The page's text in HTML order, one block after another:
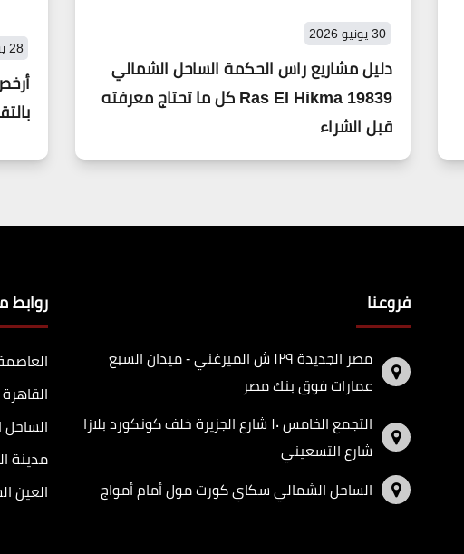
30 يونيو 2026
دليل مشاريع راس الحكمة الساحل الشمالي
19839 Ras El Hikma كل ما تحتاج معرفته
قبل الشراء
28 يونيو 2026
فروعنا
مصر الجديدة ١٢٩ ش الميرغني - ميدان السبع
عمارات فوق بنك مصر
التجمع الخامس ١٠ شارع الجزيرة خلف كونكورد بلازا
شارع التسعيني
الساحل الشمالي سكاي كورت مول أمام أمواج
مدينة
العين